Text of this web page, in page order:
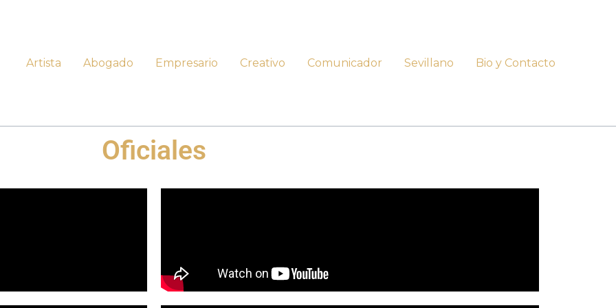
Artista Abogado Empresario Creativo Comunicador Sevillano Bio y Contacto
Oficiales